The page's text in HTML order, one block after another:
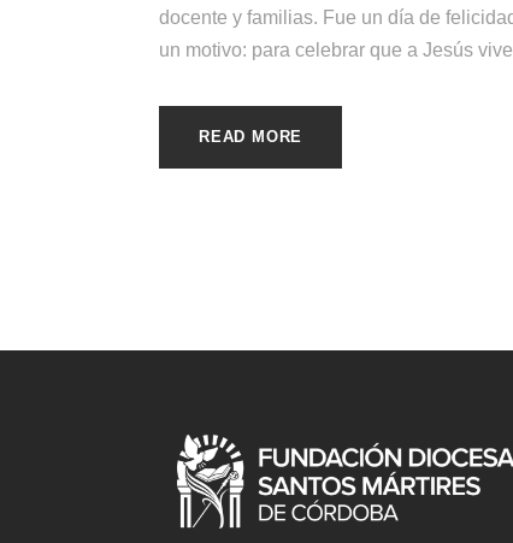
docente y familias. Fue un día de
un motivo: para celebrar que a Jesús
READ MORE